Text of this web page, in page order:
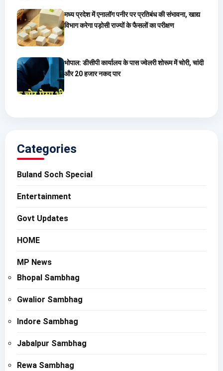
मध्य प्रदेश में एनालॉग पनीर पर प्रतिबंध की संभावना, खाद्य
विभाग करेगा पड़ोसी राज्यों के फैसलों का परीक्षण
भोपाल: डीसीपी कार्यालय के पास ज्वेलरी शोरूम में चोरी, चांदी
और 20 हजार नकद पार
Categories
Buland Soch Special
Entertainment
Govt Updates
HOME
MP News
Bhopal Sambhag
Gwalior Sambhag
Indore Sambhag
Jabalpur Sambhag
Rewa Sambhag